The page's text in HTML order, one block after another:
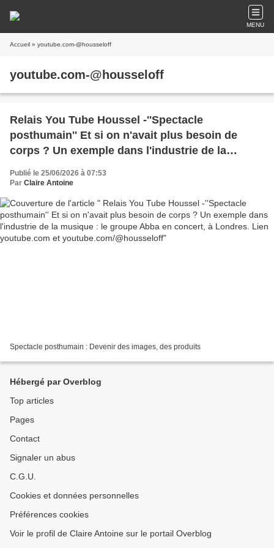
MENU
Accueil » youtube.com-@housseloff
youtube.com-@housseloff
Relais You Tube Houssel -''Spectacle
posthumain'' Et si on n'avait plus besoin de
corps ? Un exemple dans l'industrie de la
musique : le groupe Abba en concert, à
Londres. Lien youtube.com et
Publié le 25/06/2026 à 07:53
Par Claire Antoine
Spectacle posthumain : Devenir des images, des produits
Hébergé par Overblog
Top articles
Pages
Contact
Signaler un abus
C.G.U.
Cookies et données personnelles
Préférences cookies
Voir le profil de Claire Antoine sur le portail Overblog